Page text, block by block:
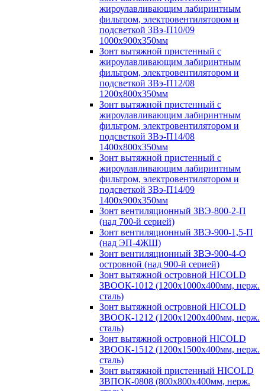
жироулавливающим лабиринтным
фильтром, электровентилятором и
подсветкой ЗВэ-П10/09
1000х900х350мм
Зонт вытяжной пристенный с
жироулавливающим лабиринтным
фильтром, электровентилятором и
подсветкой ЗВэ-П12/08
1200х800х350мм
Зонт вытяжной пристенный с
жироулавливающим лабиринтным
фильтром, электровентилятором и
подсветкой ЗВэ-П14/08
1400х800х350мм
Зонт вытяжной пристенный с
жироулавливающим лабиринтным
фильтром, электровентилятором и
подсветкой ЗВэ-П14/09
1400х900х350мм
Зонт вентиляционный ЗВЭ-800-2-П
(над 700-й серией)
Зонт вентиляционный ЗВЭ-900-1,5-П
(над ЭП-4ЖШ)
Зонт вентиляционный ЗВЭ-900-4-О
островной (над 900-й серией)
Зонт вытяжной островной HICOLD
ЗВООК-1012 (1200х1000х400мм, нерж.
сталь)
Зонт вытяжной островной HICOLD
ЗВООК-1212 (1200x1200x400мм, нерж.
сталь)
Зонт вытяжной островной HICOLD
ЗВООК-1512 (1200х1500х400мм, нерж.
сталь)
Зонт вытяжной пристенный HICOLD
ЗВПОК-0808 (800х800х400мм, нерж.